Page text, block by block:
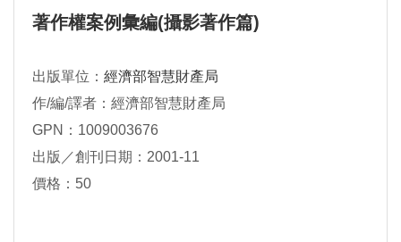
著作權案例彙編(攝影著作篇)
出版單位： 經濟部智慧財產局
作/編/譯者：經濟部智慧財產局
GPN：1009003676
出版／創刊日期：2001-11
價格：50